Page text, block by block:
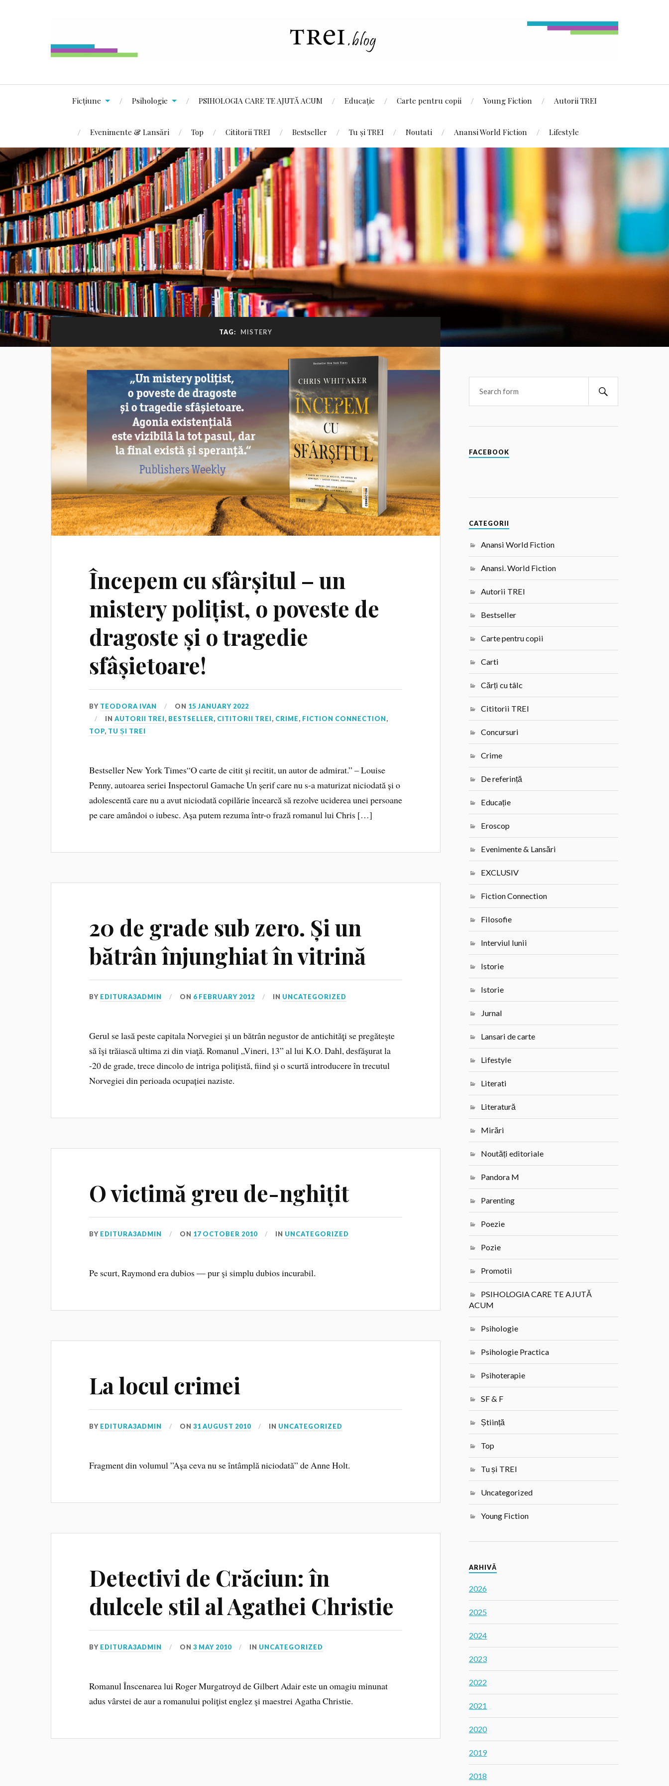
Ficțiune Psihologie PSIHOLOGIA CARE TE AJUTĂ ACUM Educație Carte pentru copii Young Fiction Autorii TREI
Evenimente & Lansări Top Cititorii TREI Bestseller Tu și TREI Noutati Anansi World Fiction Lifestyle
TAG: MISTERY
Începem cu sfârșitul – un
mistery polițist, o poveste de
dragoste și o tragedie
sfâșietoare!
BY TEODORA IVAN ON 15 JANUARY 2022
INAUTORII TREI, BESTSELLER, CITITORII TREI, CRIME, FICTION CONNECTION,
TOP, TU ȘI TREI
Bestseller New York Times“O carte de citit și recitit, un autor de admirat.” – Louise
Penny, autoarea seriei Inspectorul Gamache Un șerif care nu s-a maturizat niciodată și o
adolescentă care nu a avut niciodată copilărie încearcă să rezolve uciderea unei persoane
pe care amândoi o iubesc. Așa putem rezuma într-o frază romanul lui Chris […]
20 de grade sub zero. Și un
bătrân înjunghiat în vitrină
BY EDITURA3ADMIN ON 6 FEBRUARY 2012 IN UNCATEGORIZED
Gerul se lasă peste capitala Norvegiei şi un bătrân negustor de antichităţi se pregăteşte
să îşi trăiască ultima zi din viaţă. Romanul „Vineri, 13” al lui K.O. Dahl, desfășurat la
-20 de grade, trece dincolo de intriga polițistă, fiind și o scurtă introducere în trecutul
Norvegiei din perioada ocupației naziste.
O victimă greu de-nghițit
BY EDITURA3ADMIN ON 17 OCTOBER 2010 IN UNCATEGORIZED
Pe scurt, Raymond era dubios — pur şi simplu dubios incurabil.
La locul crimei
BY EDITURA3ADMIN ON31 AUGUST 2010 IN UNCATEGORIZED
Fragment din volumul ”Așa ceva nu se întâmplă niciodată” de Anne Holt.
Detectivi de Crăciun: în
dulcele stil al Agathei Christie
BY EDITURA3ADMIN ON3 MAY 2010 IN UNCATEGORIZED
Romanul Înscenarea lui Roger Murgatroyd de Gilbert Adair este un omagiu minunat
adus vârstei de aur a romanului poliţist englez şi maestrei Agatha Christie.
FACEBOOK
CATEGORII
Anansi World Fiction
Anansi. World Fiction
Autorii TREI
Bestseller
Carte pentru copii
Carti
Cărți cu tâlc
Cititorii TREI
Concursuri
Crime
De referință
Educație
Eroscop
Evenimente & Lansări
EXCLUSIV
Fiction Connection
Filosofie
Interviul lunii
Istorie
Istorie
Jurnal
Lansari de carte
Lifestyle
Literati
Literatură
Mirări
Noutăți editoriale
Pandora M
Parenting
Poezie
Pozie
Promotii
PSIHOLOGIA CARE TE AJUTĂ
ACUM
Psihologie
Psihologie Practica
Psihoterapie
SF & F
Știință
Top
Tu și TREI
Uncategorized
Young Fiction
ARHIVĂ
2026
2025
2024
2023
2022
2021
2020
2019
2018